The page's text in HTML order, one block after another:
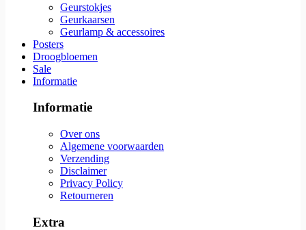
Geurstokjes
Geurkaarsen
Geurlamp & accessoires
Posters
Droogbloemen
Sale
Informatie
Informatie
Over ons
Algemene voorwaarden
Verzending
Disclaimer
Privacy Policy
Retourneren
Extra